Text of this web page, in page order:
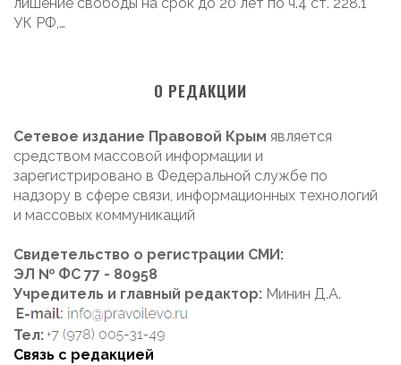
УК РФ,…
О РЕДАКЦИИ
Сетевое издание Правовой Крым является
средством массовой информации и
зарегистрировано в Федеральной службе по
надзору в сфере связи, информационных технологий
и массовых коммуникаций
Свидетельство о регистрации СМИ:
ЭЛ № ФС 77 - 80958
Учредитель и главный редактор: Минин Д.А.
Тел:
Связь с редакцией